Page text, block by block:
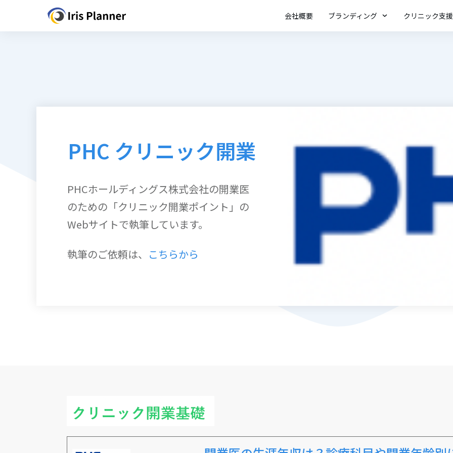
会社概要 ブランディング クリニック支援
PHC クリニック開業
PHCホールディングス株式会社の開業医
のための「クリニック開業ポイント」の
Webサイトで執筆しています。
執筆のご依頼は、 こちらから